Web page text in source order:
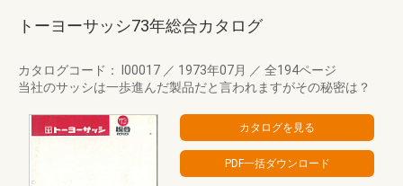
トーヨーサッシ73年総合カタログ
カタログコード： I00017 ／ 1973年07月 ／ 全194ページ
当社のサッシは一歩進んだ製品だと言われますがその秘密は？